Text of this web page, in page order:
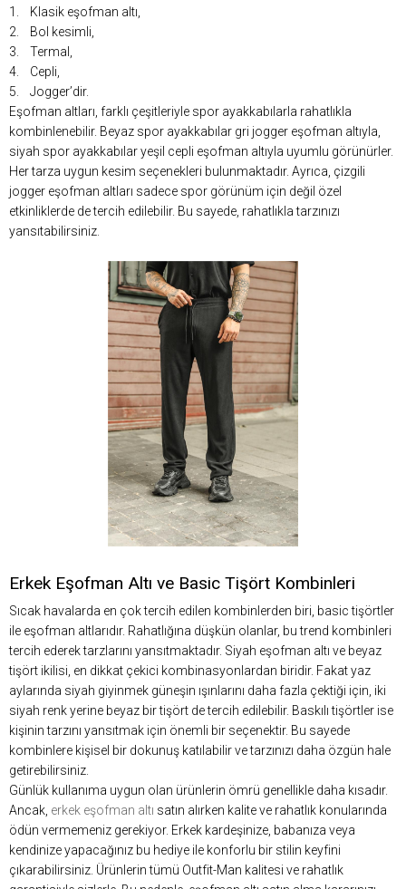
1. Klasik eşofman altı,
2. Bol kesimli,
3. Termal,
4. Cepli,
5. Jogger’dir.
Eşofman altları, farklı çeşitleriyle spor ayakkabılarla rahatlıkla
kombinlenebilir. Beyaz spor ayakkabılar gri jogger eşofman altıyla,
siyah spor ayakkabılar yeşil cepli eşofman altıyla uyumlu görünürler.
Her tarza uygun kesim seçenekleri bulunmaktadır. Ayrıca, çizgili
jogger eşofman altları sadece spor görünüm için değil özel
etkinliklerde de tercih edilebilir. Bu sayede, rahatlıkla tarzınızı
yansıtabilirsiniz.
Erkek Eşofman Altı ve Basic Tişört Kombinleri
Sıcak havalarda en çok tercih edilen kombinlerden biri, basic tişörtler
ile eşofman altlarıdır. Rahatlığına düşkün olanlar, bu trend kombinleri
tercih ederek tarzlarını yansıtmaktadır. Siyah eşofman altı ve beyaz
tişört ikilisi, en dikkat çekici kombinasyonlardan biridir. Fakat yaz
aylarında siyah giyinmek güneşin ışınlarını daha fazla çektiği için, iki
siyah renk yerine beyaz bir tişört de tercih edilebilir. Baskılı tişörtler ise
kişinin tarzını yansıtmak için önemli bir seçenektir. Bu sayede
kombinlere kişisel bir dokunuş katılabilir ve tarzınızı daha özgün hale
getirebilirsiniz.
Günlük kullanıma uygun olan ürünlerin ömrü genellikle daha kısadır.
Ancak, erkek eşofman altı satın alırken kalite ve rahatlık konularında
ödün vermemeniz gerekiyor. Erkek kardeşinize, babanıza veya
kendinize yapacağınız bu hediye ile konforlu bir stilin keyfini
çıkarabilirsiniz. Ürünlerin tümü Outfit-Man kalitesi ve rahatlık